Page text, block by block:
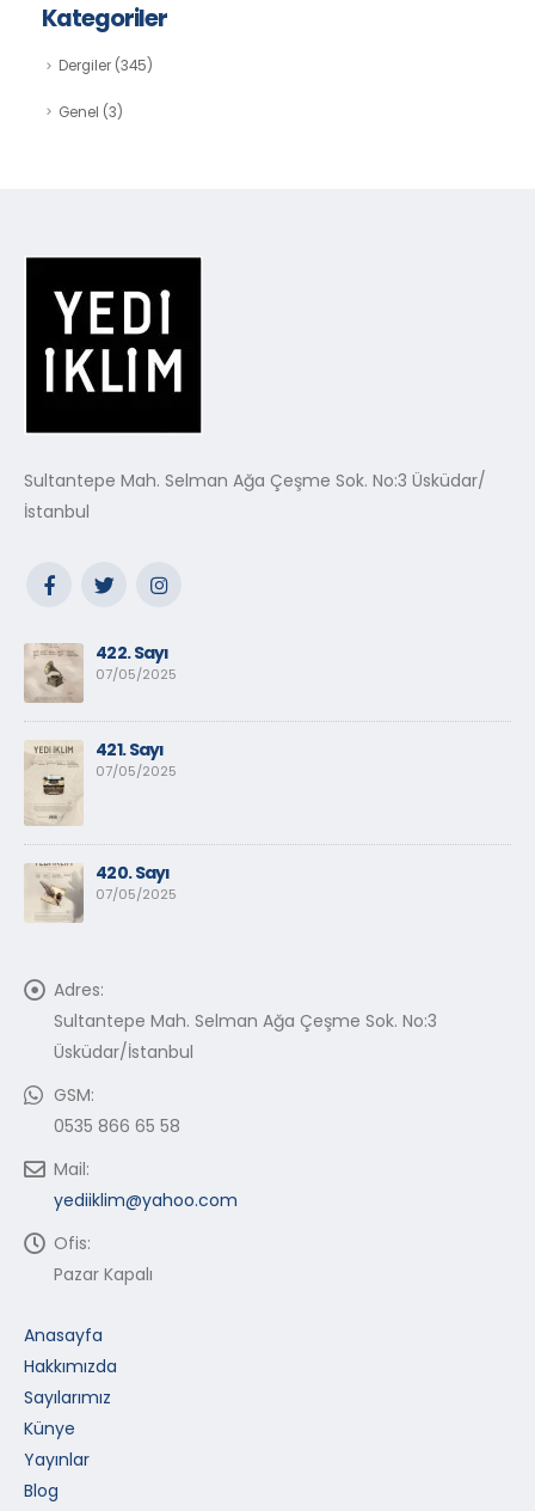
Kategoriler
Dergiler(345)
Genel (3)
Sultantepe Mah. Selman Ağa Çeşme Sok. No:3 Üsküdar/
İstanbul
422. Sayı
07/05/2025
421. Sayı
07/05/2025
420. Sayı
07/05/2025
Adres:
Sultantepe Mah. Selman Ağa Çeşme Sok. No:3
Üsküdar/İstanbul
GSM:
0535 866 65 58
Mail:
yediiklim@yahoo.com
Ofis:
Pazar Kapalı
Anasayfa
Hakkımızda
Sayılarımız
Künye
Yayınlar
Blog